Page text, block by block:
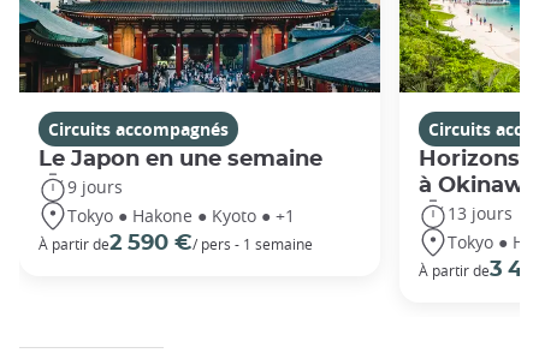
Circuits accompagnés
Le Japon en une semaine
9 jours
Tokyo ● Hakone ● Kyoto ● +1
À partir de2 590 €/ pers - 1 semaine
Circuits
Horizons
à Okinawa
13 jours
Tokyo ●
À partir de3